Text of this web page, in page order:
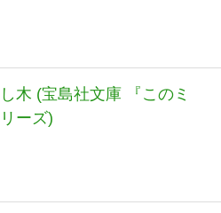
木 (宝島社文庫 『このミ
ーズ)